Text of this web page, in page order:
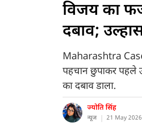
विजय का
दबाव;
Maharashtra
पहचान छुपाकर पहले
का दबाव डाला.
ज्योति सिंह
न्यूज 21 May 2026